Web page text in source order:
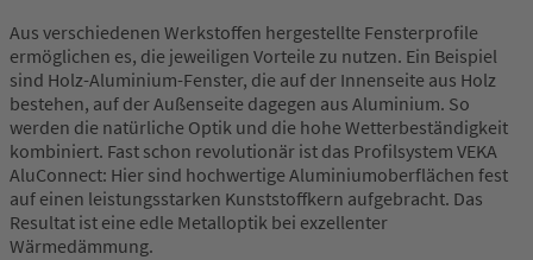
Aus verschiedenen Werkstoffen hergestellte Fensterprofile
ermöglichen es, die jeweiligen Vorteile zu nutzen. Ein Beispiel
sind Holz-Aluminium-Fenster, die auf der Innenseite aus Holz
bestehen, auf der Außenseite dagegen aus Aluminium. So
werden die natürliche Optik und die hohe Wetterbeständigkeit
kombiniert. Fast schon revolutionär ist das Profilsystem VEKA
AluConnect: Hier sind hochwertige Aluminiumoberflächen fest
auf einen leistungsstarken Kunststoffkern aufgebracht. Das
Resultat ist eine edle Metalloptik bei exzellenter
Wärmedämmung.